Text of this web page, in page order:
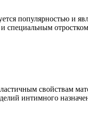
популярностью и
свойствам
интимного